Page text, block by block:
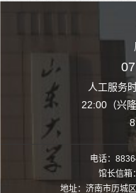
至周日8:00-
园校区图书馆
人工服务
22:00（兴
电话：
馆长信
地址：济南市历城